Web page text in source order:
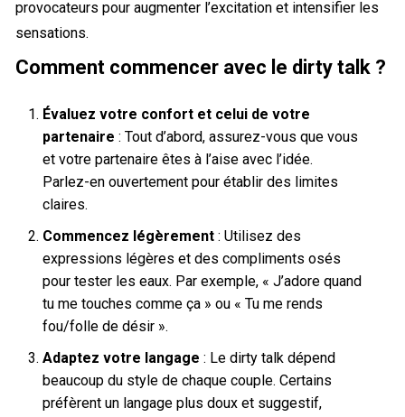
provocateurs pour augmenter l’excitation et intensifier les
sensations.
Comment commencer avec le dirty talk ?
Évaluez votre confort et celui de votre
partenaire : Tout d’abord, assurez-vous que vous
et votre partenaire êtes à l’aise avec l’idée.
Parlez-en ouvertement pour établir des limites
claires.
Commencez légèrement : Utilisez des
expressions légères et des compliments osés
pour tester les eaux. Par exemple, « J’adore quand
tu me touches comme ça » ou « Tu me rends
fou/folle de désir ».
Adaptez votre langage : Le dirty talk dépend
beaucoup du style de chaque couple. Certains
préfèrent un langage plus doux et suggestif,